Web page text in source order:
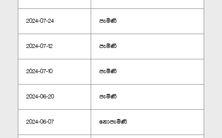
2024-07-24 පැමිණි
2024-07-12 පැමිණි
2024-07-10 පැමිණි
2024-06-20 පැමිණි
2024-06-07 නොපැමිණි